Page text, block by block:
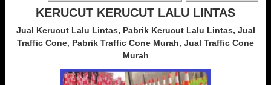
KERUCUT KERUCUT LALU LINTAS
Jual Kerucut Lalu Lintas, Pabrik Kerucut Lalu Lintas, Jual
Traffic Cone, Pabrik Traffic Cone Murah, Jual Traffic Cone
Murah